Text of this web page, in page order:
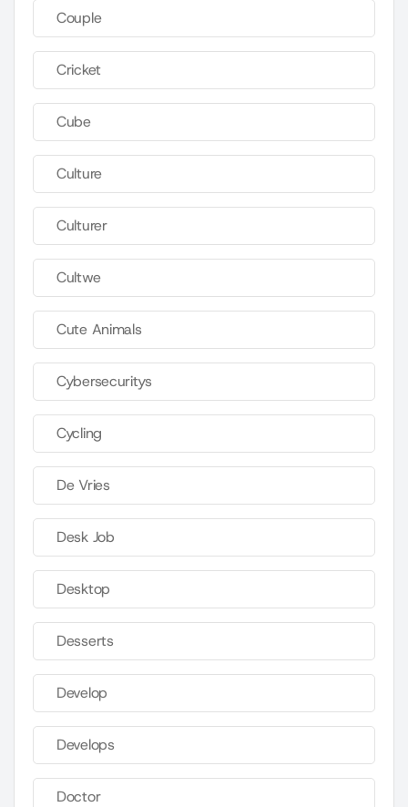
Couple
Cricket
Cube
Culture
Culturer
Cultwe
Cute Animals
Cybersecuritys
Cycling
De Vries
Desk Job
Desktop
Desserts
Develop
Develops
Doctor